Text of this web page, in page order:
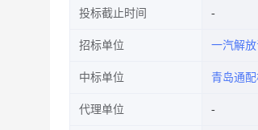
投标截止时间
招标单位 一汽解
中标单位 青岛通
代理单位